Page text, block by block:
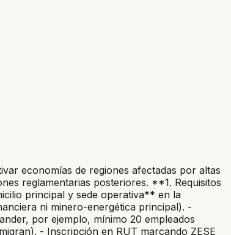
economías de regiones afectadas por altas
reglamentarias posteriores. **1. Requisitos
principal y sede operativa** en la
ni minero-energética principal). -
por ejemplo, mínimo 20 empleados
- Inscripción en RUT marcando ZESE